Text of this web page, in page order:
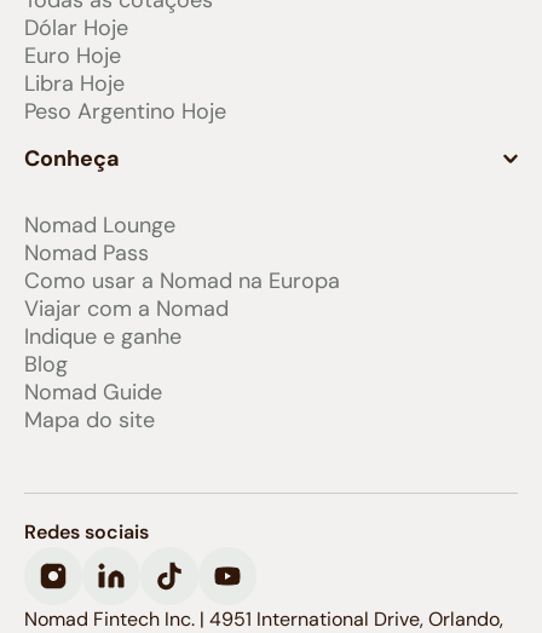
Dólar Hoje
Euro Hoje
Libra Hoje
Peso Argentino Hoje
Conheça
Nomad Lounge
Nomad Pass
Como usar a Nomad na Europa
Viajar com a Nomad
Indique e ganhe
Blog
Nomad Guide
Mapa do site
Redes sociais
Nomad Fintech Inc. | 4951 International Drive, Orlando,